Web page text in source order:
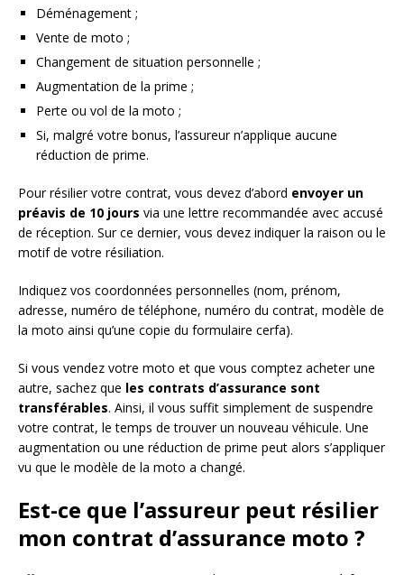
Déménagement ;
Vente de moto ;
Changement de situation personnelle ;
Augmentation de la prime ;
Perte ou vol de la moto ;
Si, malgré votre bonus, l’assureur n’applique aucune
réduction de prime.
Pour résilier votre contrat, vous devez d’abord envoyer un
préavis de 10 jours via une lettre recommandée avec accusé
de réception. Sur ce dernier, vous devez indiquer la raison ou le
motif de votre résiliation.
Indiquez vos coordonnées personnelles (nom, prénom,
adresse, numéro de téléphone, numéro du contrat, modèle de
la moto ainsi qu’une copie du formulaire cerfa).
Si vous vendez votre moto et que vous comptez acheter une
autre, sachez que les contrats d’assurance sont
transférables. Ainsi, il vous suffit simplement de suspendre
votre contrat, le temps de trouver un nouveau véhicule. Une
augmentation ou une réduction de prime peut alors s’appliquer
vu que le modèle de la moto a changé.
Est-ce que l’assureur peut résilier
mon contrat d’assurance moto ?